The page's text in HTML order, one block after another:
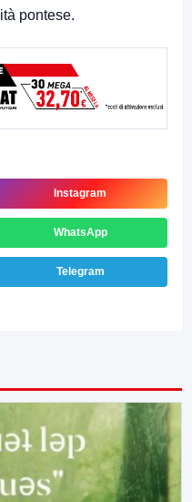
pontese.
Instagram
WhatsApp
Telegram